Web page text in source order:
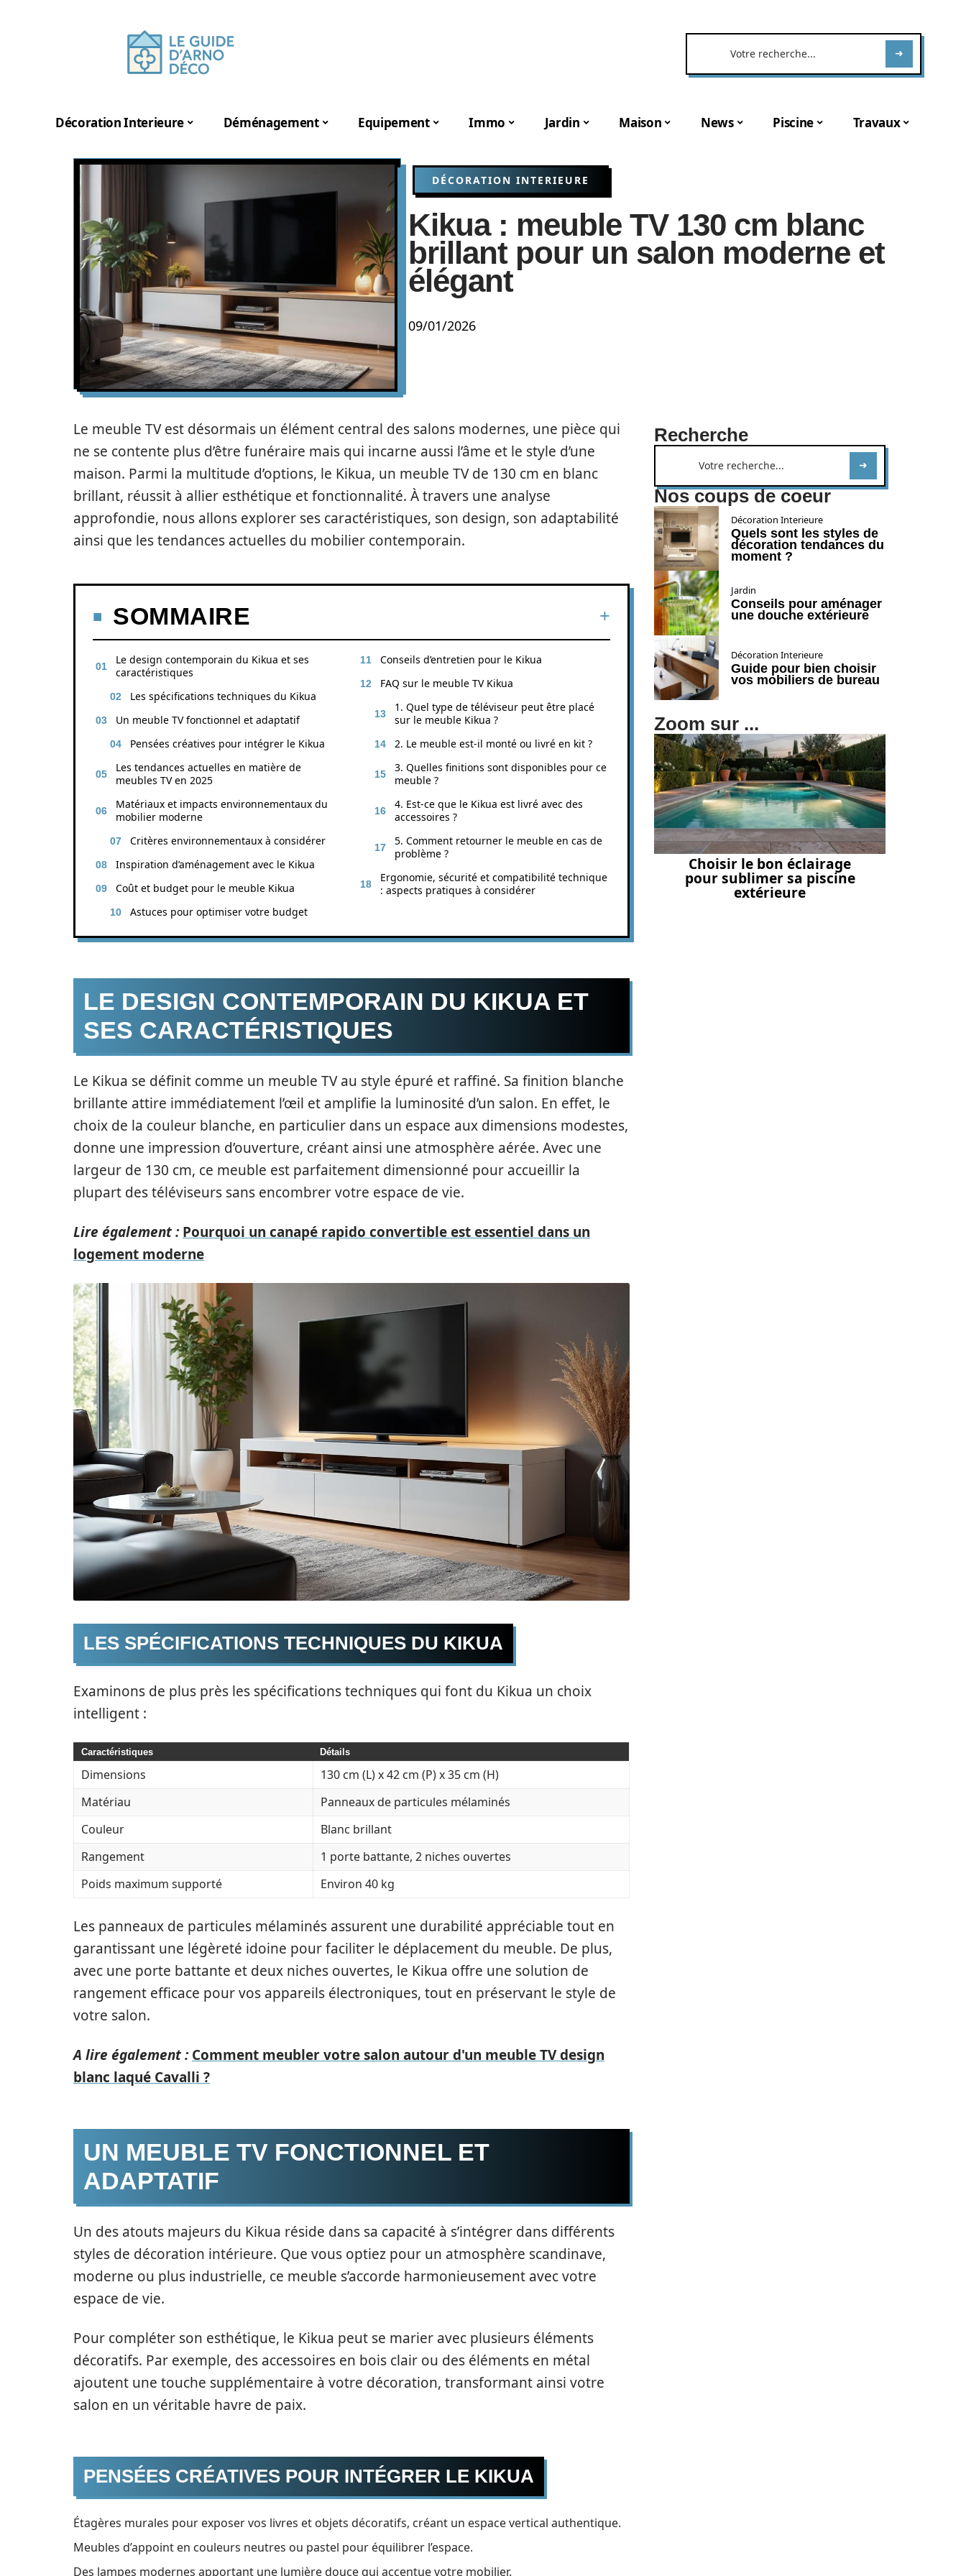
Décoration Interieure Déménagement Equipement Immo Jardin Maison News Piscine Travaux
DÉCORATION INTERIEURE
Kikua : meuble TV 130 cm blanc
brillant pour un salon moderne et
élégant
09/01/2026
Le meuble TV est désormais un élément central des salons modernes, une pièce qui
ne se contente plus d’être funéraire mais qui incarne aussi l’âme et le style d’une
maison. Parmi la multitude d’options, le Kikua, un meuble TV de 130 cm en blanc
brillant, réussit à allier esthétique et fonctionnalité. À travers une analyse
approfondie, nous allons explorer ses caractéristiques, son design, son adaptabilité
ainsi que les tendances actuelles du mobilier contemporain.
SOMMAIRE
Le design contemporain du Kikua et ses
caractéristiques
Les spécifications techniques du Kikua
Un meuble TV fonctionnel et adaptatif
Pensées créatives pour intégrer le Kikua
Les tendances actuelles en matière de
meubles TV en 2025
Matériaux et impacts environnementaux du
mobilier moderne
Critères environnementaux à considérer
Inspiration d’aménagement avec le Kikua
Coût et budget pour le meuble Kikua
Astuces pour optimiser votre budget
Conseils d’entretien pour le Kikua
FAQ sur le meuble TV Kikua
1. Quel type de téléviseur peut être placé
sur le meuble Kikua ?
2. Le meuble est-il monté ou livré en kit ?
3. Quelles finitions sont disponibles pour ce
meuble ?
4. Est-ce que le Kikua est livré avec des
accessoires ?
5. Comment retourner le meuble en cas de
problème ?
Ergonomie, sécurité et compatibilité technique
: aspects pratiques à considérer
LE DESIGN CONTEMPORAIN DU KIKUA ET
SES CARACTÉRISTIQUES
Le Kikua se définit comme un meuble TV au style épuré et raffiné. Sa finition blanche
brillante attire immédiatement l’œil et amplifie la luminosité d’un salon. En effet, le
choix de la couleur blanche, en particulier dans un espace aux dimensions modestes,
donne une impression d’ouverture, créant ainsi une atmosphère aérée. Avec une
largeur de 130 cm, ce meuble est parfaitement dimensionné pour accueillir la
plupart des téléviseurs sans encombrer votre espace de vie.
Lire également : Pourquoi un canapé rapido convertible est essentiel dans un
logement moderne
LES SPÉCIFICATIONS TECHNIQUES DU KIKUA
Examinons de plus près les spécifications techniques qui font du Kikua un choix
intelligent :
Caractéristiques Détails
Dimensions
130 cm (L) x 42 cm (P) x 35 cm (H)
Matériau
Panneaux de particules mélaminés
Couleur
Blanc brillant
Rangement
1 porte battante, 2 niches ouvertes
Poids maximum supporté
Environ 40 kg
Les panneaux de particules mélaminés assurent une durabilité appréciable tout en
garantissant une légèreté idoine pour faciliter le déplacement du meuble. De plus,
avec une porte battante et deux niches ouvertes, le Kikua offre une solution de
rangement efficace pour vos appareils électroniques, tout en préservant le style de
votre salon.
A lire également : Comment meubler votre salon autour d'un meuble TV design
blanc laqué Cavalli ?
UN MEUBLE TV FONCTIONNEL ET
ADAPTATIF
Un des atouts majeurs du Kikua réside dans sa capacité à s’intégrer dans différents
styles de décoration intérieure. Que vous optiez pour un atmosphère scandinave,
moderne ou plus industrielle, ce meuble s’accorde harmonieusement avec votre
espace de vie.
Pour compléter son esthétique, le Kikua peut se marier avec plusieurs éléments
décoratifs. Par exemple, des accessoires en bois clair ou des éléments en métal
ajoutent une touche supplémentaire à votre décoration, transformant ainsi votre
salon en un véritable havre de paix.
PENSÉES CRÉATIVES POUR INTÉGRER LE KIKUA
Étagères murales pour exposer vos livres et objets décoratifs, créant un espace vertical authentique.
Meubles d’appoint en couleurs neutres ou pastel pour équilibrer l’espace.
Des lampes modernes apportant une lumière douce qui accentue votre mobilier.
Recherche
Nos coups de coeur
Décoration Interieure
Quels sont les styles de
décoration tendances du
moment ?
Jardin
Conseils pour aménager
une douche extérieure
Décoration Interieure
Guide pour bien choisir
vos mobiliers de bureau
Zoom sur ...
Choisir le bon éclairage
pour sublimer sa piscine
extérieure